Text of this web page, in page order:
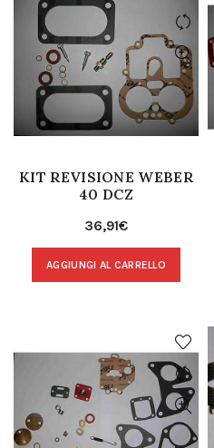
KIT REVISIONE WEBER
40 DCZ
36,91€
AGGIUNGI AL CARRELLO